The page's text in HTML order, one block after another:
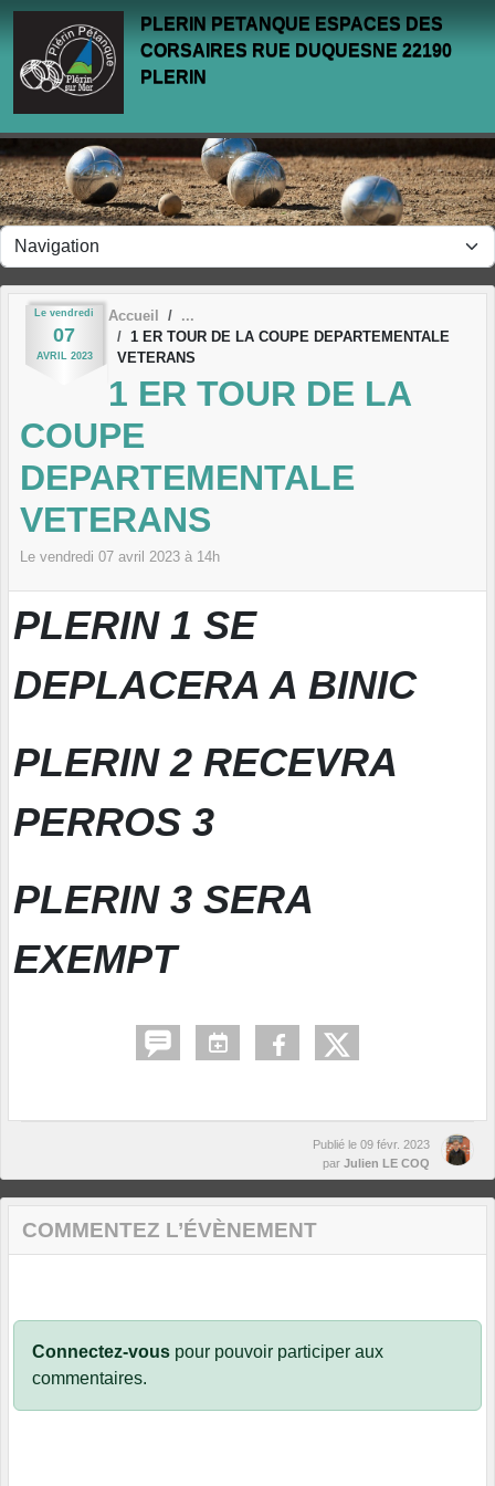
PLERIN PETANQUE ESPACES DES
CORSAIRES RUE DUQUESNE 22190
PLERIN
Le vendredi
07
AVRIL 2023
Accueil
1 ER TOUR DE LA COUPE DEPARTEMENTALE
VETERANS
1 ER TOUR DE LA
COUPE
DEPARTEMENTALE
VETERANS
Le vendredi 07 avril 2023 à 14h
PLERIN 1 SE
DEPLACERA A BINIC
PLERIN 2 RECEVRA
PERROS 3
PLERIN 3 SERA
EXEMPT
Publié le 09 févr. 2023
par Julien LE COQ
COMMENTEZ L’ÉVÈNEMENT
Connectez-vous pour pouvoir participer aux
commentaires.
Panneau de gestion des cookies